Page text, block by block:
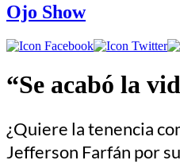
Ojo Show
“Se acabó la
¿Quiere la tenencia
Jefferson Farfán por